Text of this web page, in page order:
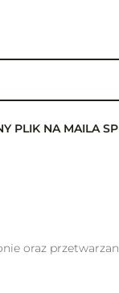
PLIK NA MAILA
oraz